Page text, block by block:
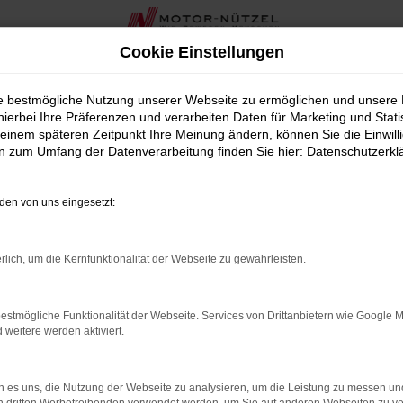
Motor-Nützel
suchen, das Ihnen sowohl hohe Qualität als auch einen
90 Jahren sind wir Ihr zuverlässiges VW Autohaus in
bieten – jedoch zu einem deutlich günstigeren Preis.
sehr geringe Laufleistung, sodass Sie modernste Technik
an Amarok Jahreswagen, die sorgfältig geprüft und
für Ihre individuellen Bedürfnisse zu finden.
bieten wir Ihnen in der Nähe von Fulda auch
sind Sie bestens betreut und können sich auf unseren
von VW als Jahreswagen die ideale Wahl für Fulda ist.
Termin für eine Probefahrt oder eine persönliche
Cookie Einstellungen
bestmögliche Nutzung unserer Webseite zu ermöglichen und unsere
Ihre Präferenzen und verarbeiten Daten für Marketing und
späteren Zeitpunkt Ihre Meinung ändern, können Sie die
zum Umfang der Datenverarbeitung finden Sie hier:
von uns eingesetzt:
um die Kernfunktionalität der Webseite zu gewährleisten.
Funktionalität der Webseite. Services von Drittanbietern wie Google
weitere werden aktiviert.
es uns, die Nutzung der Webseite zu analysieren, um die Leistung zu messen